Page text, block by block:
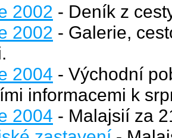
2002 - Deník z
2002 - Galerie,
2004 - Východní
informacemi k
2004 - Malajsií za